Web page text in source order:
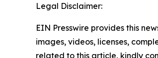
Legal Disclaimer:
EIN Presswire provides this
images, videos, licenses,
related to this article, kindly